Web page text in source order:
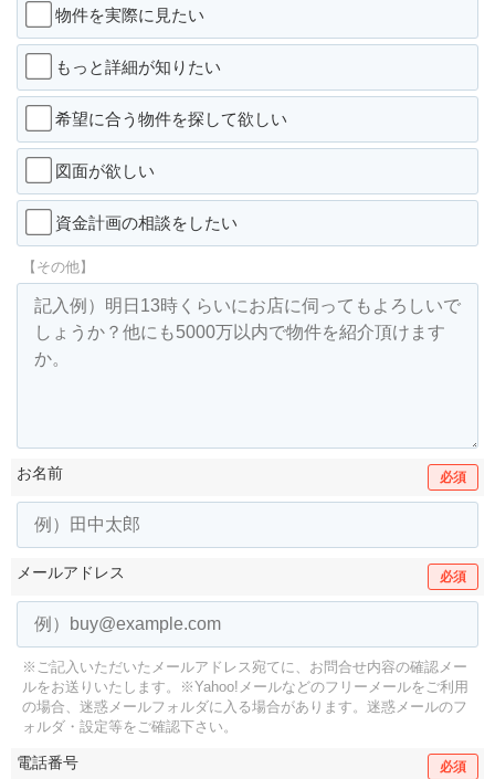
物件を実際に見たい
もっと詳細が知りたい
希望に合う物件を探して欲しい
図面が欲しい
資金計画の相談をしたい
【その他】
お名前 必須
メールアドレス 必須
※ご記入いただいたメールアドレス宛てに、お問合せ内容の確認メー
ルをお送りいたします。
※Yahoo!メールなどのフリーメールをご利用
の場合、迷惑メールフォルダに入る場合があります。 迷惑メールのフ
ォルダ・設定等をご確認下さい。
電話番号 必須